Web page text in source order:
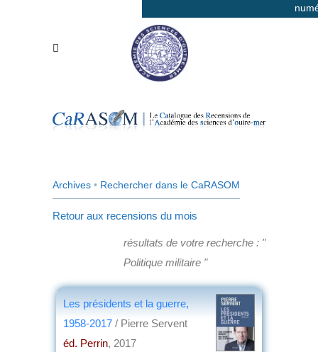
Archives • Rechercher dans le CaRASOM
Retour aux recensions du mois
résultats de votre recherche : "
Politique militaire "
Les présidents et la guerre,
1958-2017 / Pierre Servent
éd. Perrin, 2017